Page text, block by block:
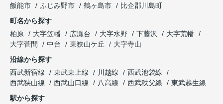
飯能市
ふじみ野市 鶴ヶ島市
比企郡川島町
町名から探す
柏原
大字笠幡 広瀬台 大字水野 下藤沢
大字荒幡
大字菅間
中台 東狭山ケ丘
大字寺山
沿線から探す
西武新宿線
東武東上線 川越線
西武池袋線
西武狭山線
西武山口線 八高線 西武秩父線
東武越生線
駅から探す